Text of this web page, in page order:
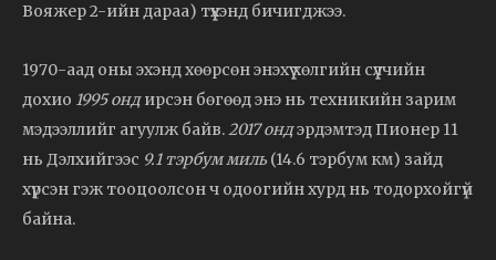
Вояжер 2-ийн дараа) түүхэнд бичигджээ.
1970-аад оны эхэнд хөөрсөн энэхүү хөлгийн сүүлчийн
дохио 1995 ондирсэн бөгөөд энэ нь техникийн зарим
мэдээллийг агуулж байв.2017 ондэрдэмтэд Пионер 11
нь Дэлхийгээс 9.1 тэрбум миль (14.6 тэрбум км) зайд
хүрсэн гэж тооцоолсон ч одоогийн хурд нь тодорхойгүй
байна.